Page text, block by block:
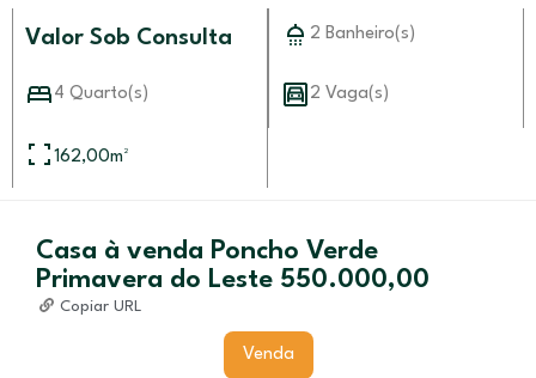
Valor Sob Consulta 2 Banheiro(s)
4 Quarto(s) 2 Vaga(s)
162,00m²
Casa à venda Poncho Verde
Primavera do Leste 550.000,00
Copiar URL
Venda